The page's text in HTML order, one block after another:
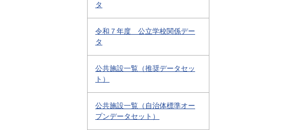
タ
令和７年度 公立学校関係デー
タ
公共施設一覧（推奨データセッ
ト）
公共施設一覧（自治体標準オー
プンデータセット）